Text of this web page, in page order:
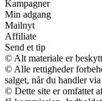
Kampagner
Min adgang
Mailnyt
Affiliate
Send et tip
© Alt materiale er
© Alle rettigheder
salget, når du handler
© Dette site er omfattet